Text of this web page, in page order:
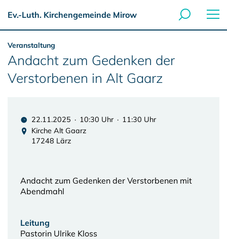
Ev.-Luth. Kirchengemeinde Mirow
Veranstaltung
Andacht zum Gedenken der
Verstorbenen in Alt Gaarz
22.11.2025 · 10:30 Uhr · 11:30 Uhr
Kirche Alt Gaarz
17248 Lärz
Andacht zum Gedenken der Verstorbenen mit
Abendmahl
Leitung
Pastorin Ulrike Kloss